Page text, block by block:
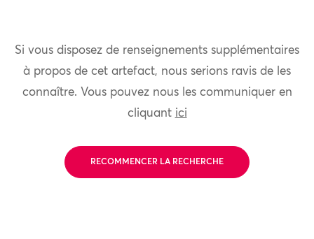
Si vous disposez de renseignements supplémentaires
à propos de cet artefact, nous serions ravis de les
connaître. Vous pouvez nous les communiquer en
cliquant ici
RECOMMENCER LA RECHERCHE